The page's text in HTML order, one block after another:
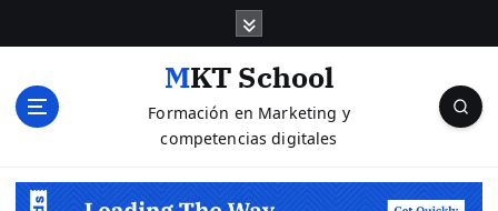
MKT School
Formación en Marketing y
competencias digitales